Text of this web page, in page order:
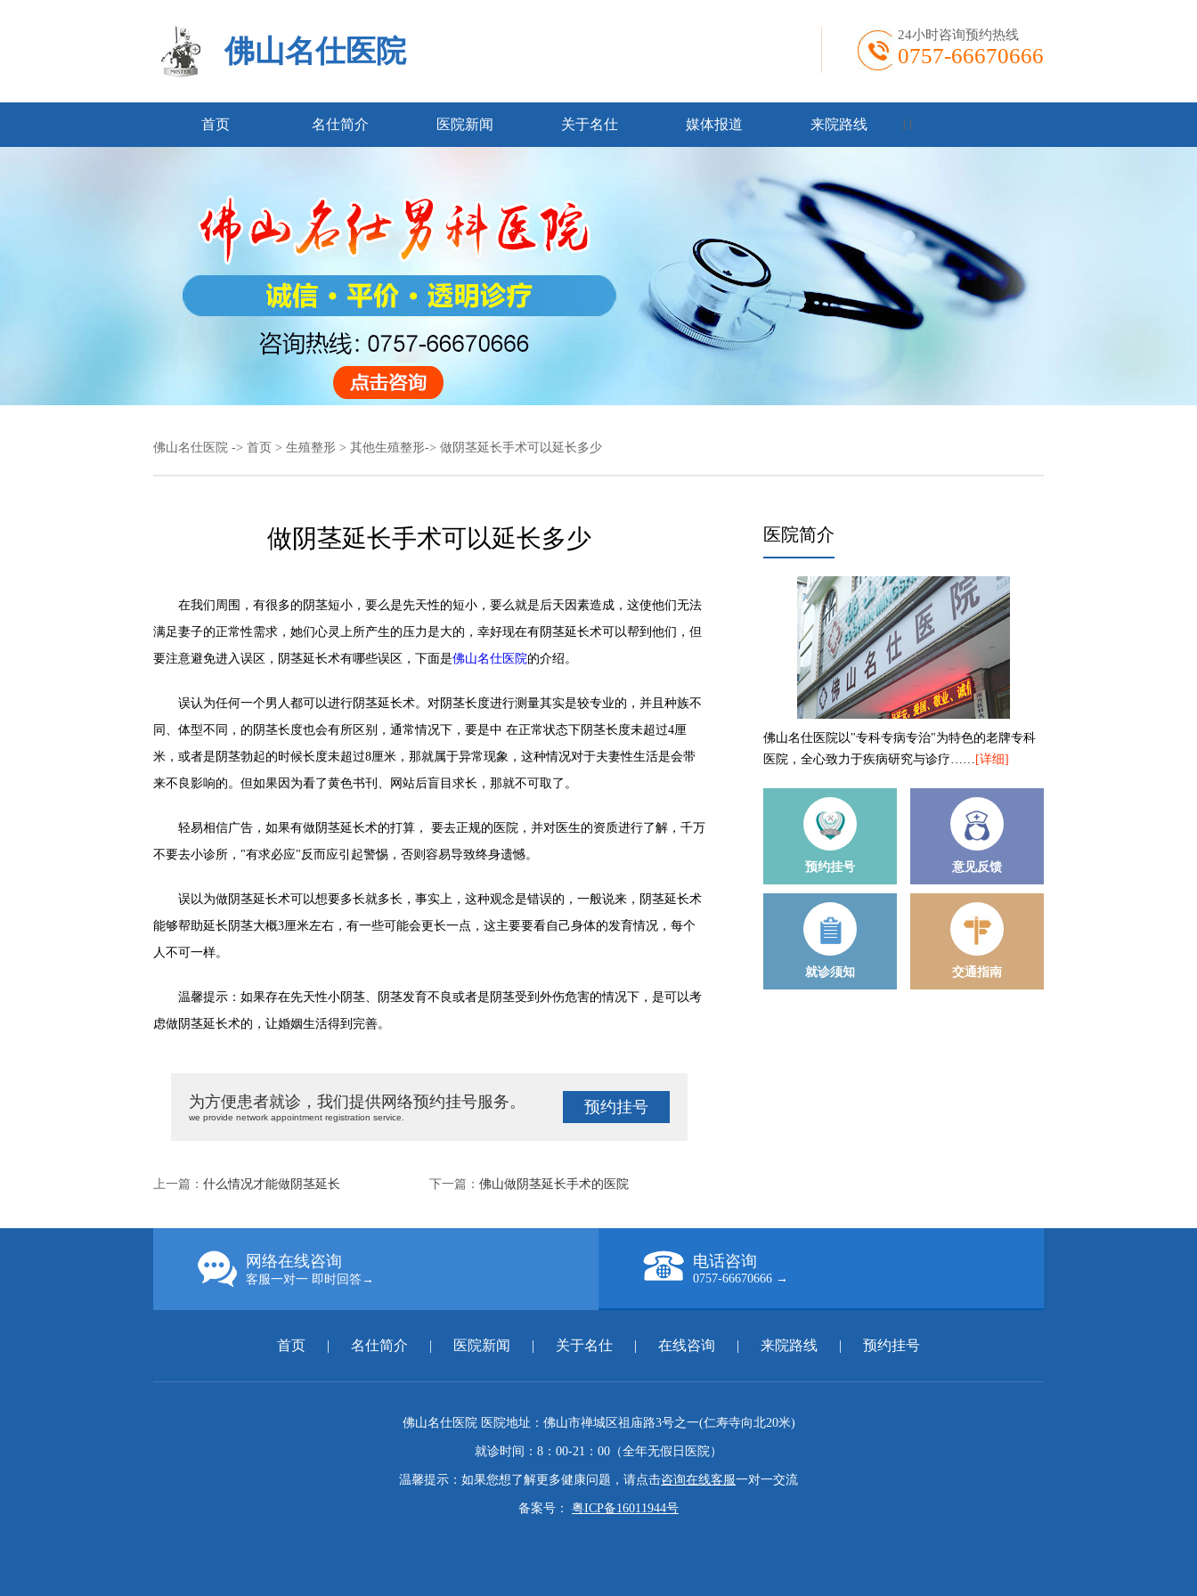
佛山名仕医院 24小时咨询预约热线
0757-66670666
首页 名仕简介 医院新闻 关于名仕 } }
媒体报道 来院路线
佛山名仕医院 -> 首页 > 生殖整形 > 其他生殖整形-> 做阴茎延长手术可以延长多少
做阴茎延长手术可以延长多少
在我们周围，有很多的阴茎短小，要么是先天性的短小，要么就是后天因素造成，这使他们无法
满足妻子的正常性需求，她们心灵上所产生的压力是大的，幸好现在有阴茎延长术可以帮到他们，但
要注意避免进入误区，阴茎延长术有哪些误区，下面是佛山名仕医院的介绍。
误认为任何一个男人都可以进行阴茎延长术。对阴茎长度进行测量其实是较专业的，并且种族不
同、体型不同，的阴茎长度也会有所区别，通常情况下，要是中 在正常状态下阴茎长度未超过4厘
米，或者是阴茎勃起的时候长度未超过8厘米，那就属于异常现象，这种情况对于夫妻性生活是会带
来不良影响的。但如果因为看了黄色书刊、网站后盲目求长，那就不可取了。
轻易相信广告，如果有做阴茎延长术的打算， 要去正规的医院，并对医生的资质进行了解，千万
不要去小诊所，"有求必应"反而应引起警惕，否则容易导致终身遗憾。
误以为做阴茎延长术可以想要多长就多长，事实上，这种观念是错误的，一般说来，阴茎延长术
能够帮助延长阴茎大概3厘米左右，有一些可能会更长一点，这主要要看自己身体的发育情况，每个
人不可一样。
温馨提示：如果存在先天性小阴茎、阴茎发育不良或者是阴茎受到外伤危害的情况下，是可以考
虑做阴茎延长术的，让婚姻生活得到完善。
为方便患者就诊，我们提供网络预约挂号服务。
we provide network appointment registration service.
预约挂号
上一篇： 什么情况才能做阴茎延长 下一篇： 佛山做阴茎延长手术的医院
医院简介
佛山名仕医院以"专科专病专治"为特色的老牌专科
医院，全心致力于疾病研究与诊疗…… [详细]
预约挂号 意见反馈
就诊须知 交通指南
网络在线咨询
客服一对一 即时回答→
电话咨询
0757-66670666 →
首页 | 名仕简介 | 医院新闻 | 关于名仕 | 在线咨询 | 来院路线 | 预约挂号
佛山名仕医院 医院地址：佛山市禅城区祖庙路3号之一(仁寿寺向北20米)
就诊时间：8：00-21：00（全年无假日医院）
温馨提示：如果您想了解更多健康问题，请点击咨询在线客服一对一交流
备案号： 粤ICP备16011944号